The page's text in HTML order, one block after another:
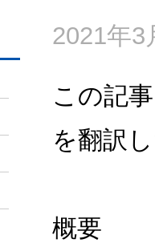
2021年3
この記
を翻訳
概要